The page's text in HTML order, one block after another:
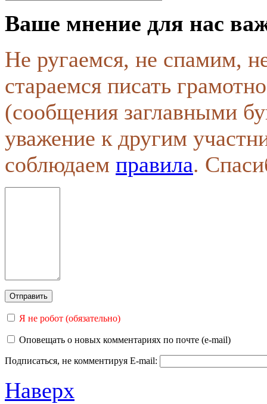
Ваше мнение для нас
Не ругаемся, не спамим,
стараемся писать
(сообщения заглавными
уважение к другим
соблюдаем правила.
Я не робот (обязательно)
Оповещать о новых комментариях по почте (e-mail)
Подписаться, не комментируя E-mail:
Наверх